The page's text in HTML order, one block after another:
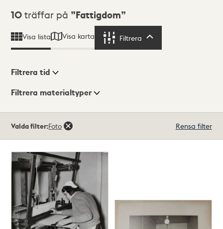
Sökresultat
10 träffar på Fattigdom
Visa lista Visa karta Filtrera
Visningsläge
Filtrera tid
Filtrera materialtyper
träffar
Valda filter:Foto Rensa filter